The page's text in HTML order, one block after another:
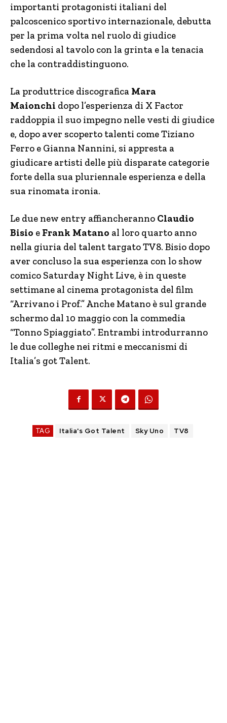
importanti protagonisti italiani del
palcoscenico sportivo internazionale, debutta
per la prima volta nel ruolo di giudice
sedendosi al tavolo con la grinta e la tenacia
che la contraddistinguono.
La produttrice discografica Mara
Maionchi dopo l’esperienza di X Factor
raddoppia il suo impegno nelle vesti di giudice
e, dopo aver scoperto talenti come Tiziano
Ferro e Gianna Nannini, si appresta a
giudicare artisti delle più disparate categorie
forte della sua pluriennale esperienza e della
sua rinomata ironia.
Le due new entry affiancheranno Claudio
Bisio e Frank Matano al loro quarto anno
nella giuria del talent targato TV8. Bisio dopo
aver concluso la sua esperienza con lo show
comico Saturday Night Live, è in queste
settimane al cinema protagonista del film
“Arrivano i Prof.” Anche Matano è sul grande
schermo dal 10 maggio con la commedia
“Tonno Spiaggiato”. Entrambi introdurranno
le due colleghe nei ritmi e meccanismi di
Italia’s got Talent.
TAG Italia's Got Talent Sky Uno TV8